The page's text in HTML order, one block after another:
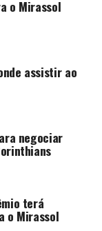
pausa para a
será cumprida
fora
momento em
eliminação na
da
ocorreu no dia
o
o Mirassol
assistir ao
negociar
terá
o Mirassol